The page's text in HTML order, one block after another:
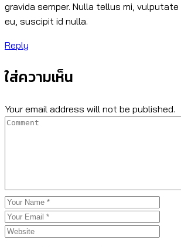
gravida semper. Nulla tellus mi,
eu, suscipit id nulla.
Reply
ใส่ความเห็น
Your email address will not be published.